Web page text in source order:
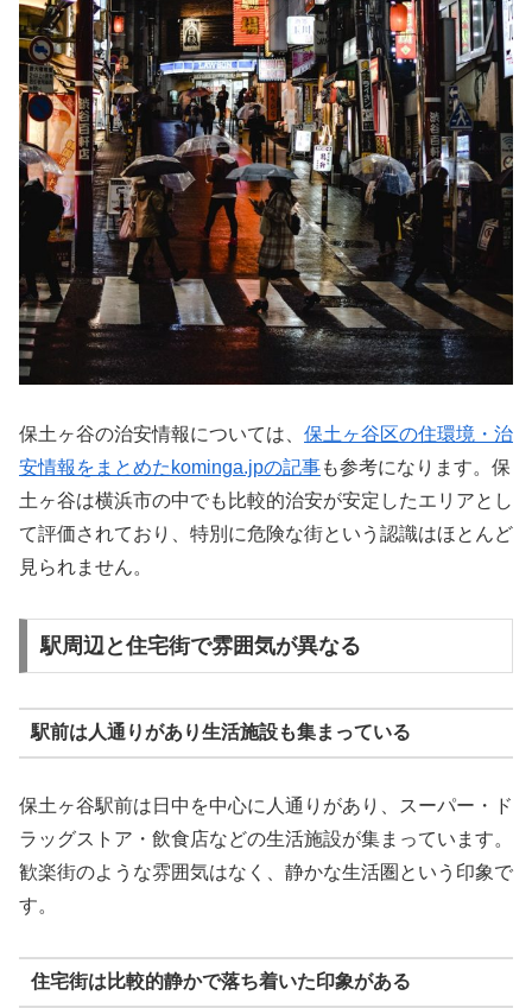
保土ヶ谷の治安情報については、 保土ヶ谷区の住環境・治
安情報をまとめたkominga.jpの記事も参考になります。保
土ヶ谷は横浜市の中でも比較的治安が安定したエリアとし
て評価されており、特別に危険な街という認識はほとんど
見られません。
駅周辺と住宅街で雰囲気が異なる
駅前は人通りがあり生活施設も集まっている
保土ヶ谷駅前は日中を中心に人通りがあり、スーパー・ド
ラッグストア・飲食店などの生活施設が集まっています。
歓楽街のような雰囲気はなく、静かな生活圏という印象で
す。
住宅街は比較的静かで落ち着いた印象がある